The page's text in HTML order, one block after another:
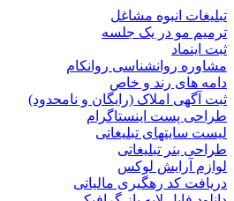
تبلیغات انبوه مشاغل
ترمیم مو در یک جلسه
ثبت اینماد
مشاوره روانشناسی روانکام
دامه های رند و خاص
ثبت آگهی املاک (رایگان و نامحدود)
طراحی پست اینستاگرام
لیست سایتهای تبلیغاتی
طراحی بنر تبلیغاتی
لوازم آرایش لوکس
دریافت کد رهگیری مالیاتی